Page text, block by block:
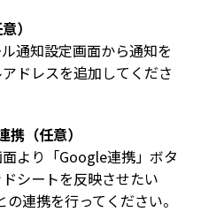
）
通知設定画面から通知を
ドレスを追加してくださ
（任意）
より「Google連携」ボタ
シートを反映させたい
連携を行ってください。